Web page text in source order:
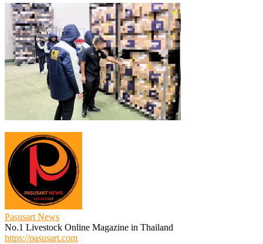
Pasusart News
No.1 Livestock Online Magazine in Thailand
https://pasusart.com